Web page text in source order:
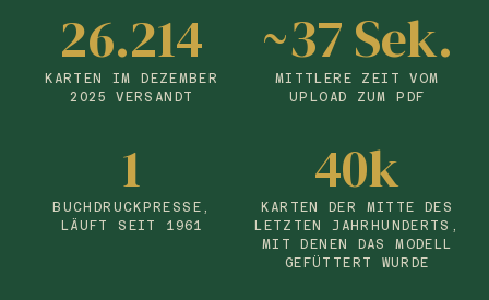
26.214
KARTEN IM DEZEMBER
2025 VERSANDT
~37 Sek.
MITTLERE ZEIT VOM
UPLOAD ZUM PDF
1
BUCHDRUCKPRESSE,
LÄUFT SEIT 1961
40k
KARTEN DER MITTE DES
LETZTEN JAHRHUNDERTS,
MIT DENEN DAS MODELL
GEFÜTTERT WURDE